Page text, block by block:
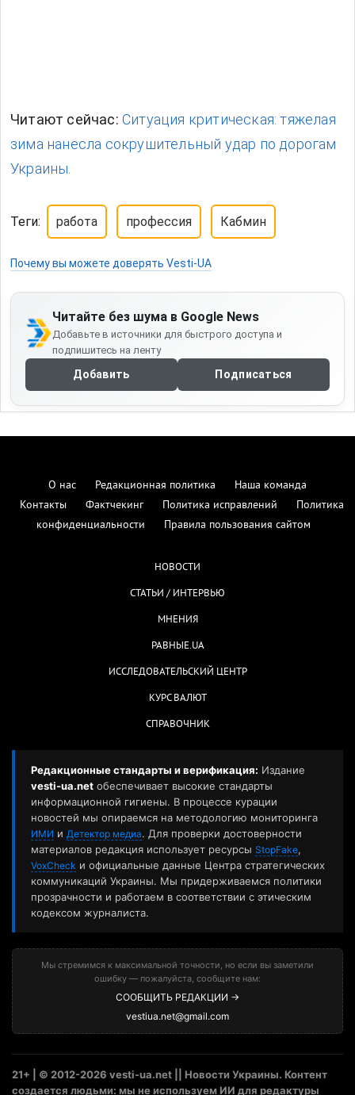
Читают сейчас: Ситуация критическая: тяжелая
зима нанесла сокрушительный удар по дорогам
Украины.
Теги: работа профессия Кабмин
Почему вы можете доверять Vesti-UA
Читайте без шума в Google News
Добавьте в источники для быстрого доступа и
подпишитесь на ленту
Добавить Подписаться
О нас Редакционная политика
Наша команда
Контакты
Фактчекинг Политика исправлений
Политика
конфиденциальности
Правила пользования сайтом
НОВОСТИ
СТАТЬИ / ИНТЕРВЬЮ
МНЕНИЯ
РАВНЫЕ.UA
ИССЛЕДОВАТЕЛЬСКИЙ ЦЕНТР
КУРС ВАЛЮТ
СПРАВОЧНИК
Редакционные стандарты и верификация: Издание
vesti-ua.net обеспечивает высокие стандарты
информационной гигиены. В процессе курации
новостей мы опираемся на методологию мониторинга
ИМИ и Детектор медиа. Для проверки достоверности
материалов редакция использует ресурсы StopFake,
VoxCheck и официальные данные Центра стратегических
коммуникаций Украины. Мы придерживаемся политики
прозрачности и работаем в соответствии с этическим
кодексом журналиста.
Мы стремимся к максимальной точности, но если вы заметили
ошибку — пожалуйста, сообщите нам:
СООБЩИТЬ РЕДАКЦИИ →
vestiua.net@gmail.com
21+ | © 2012-2026 vesti-ua.net || Новости Украины. Контент
создается людьми: мы не используем ИИ для редактуры